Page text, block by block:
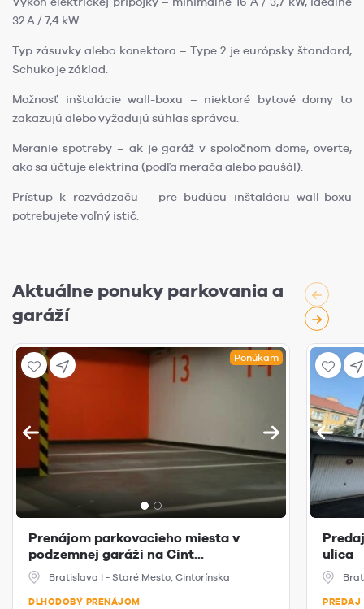
32 A / 7,4 kW.
Typ zásuvky alebo konektora – Type 2 je európsky štandard,
Schuko je základ.
Možnosť inštalácie wall-boxu – niektoré bytové domy to
zakazujú alebo vyžadujú súhlas správcu.
Meranie spotreby – ak je garáž v spoločnom dome, overte,
ako sa účtuje elektrina (podľa merača alebo paušál).
Prístup k rozvádzaču – pre budúcu inštaláciu wall-boxu
potrebujete voľný istič.
Aktuálne ponuky parkovania a
garáží
Ponúkam
Prenájom parkovacieho miesta v
podzemnej garáži na Cint...
Bratislava I - Staré Mesto, Cintorínska
DLHODOBÝ PRENÁJOM
ulica
PREDAJ